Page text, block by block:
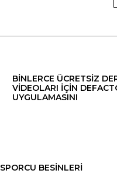
BİNLERCE ÜCRETSİZ
VİDEOLARI İÇİN
UYGULAMASINI
SPORCU BESİNLERİ